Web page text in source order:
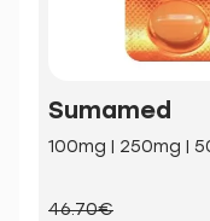
Sumamed
100mg | 250mg |
46.70€